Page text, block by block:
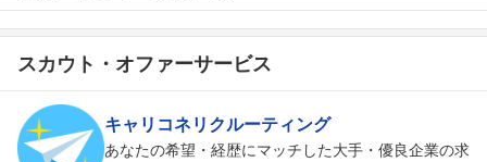
スカウト・オファーサービス
キャリコネリクルーティング
あなたの希望・経歴にマッチした大手・優良企業の求